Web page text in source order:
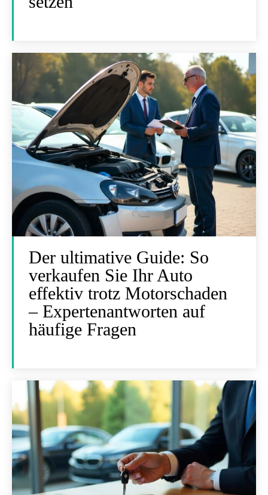
Der ultimative Guide: So
verkaufen Sie Ihr Auto
effektiv trotz Motorschaden
– Expertenantworten auf
häufige Fragen